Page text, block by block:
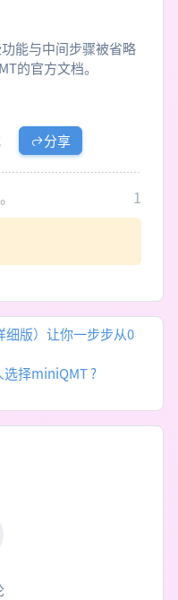
能与中间步骤被省略
的官方文档。
分享
1
细版）让你一步步从0
择miniQMT ?